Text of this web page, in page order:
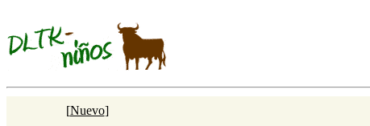
[Nuevo]